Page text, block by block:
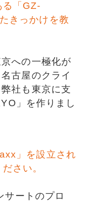
る「GZ-
きっかけを教
への一極化が
古屋のクライ
社も東京に支
」を作りまし
」を設立され
さい。
サートのプロ